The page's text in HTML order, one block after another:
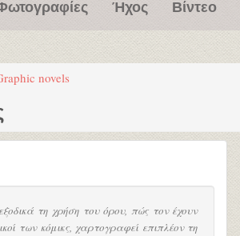
Ήχος Βίντεο
novels
τη χρήση του όρου, πώς τον έχουν
των κόμικς, χαρτογραφεί επιπλέον τη